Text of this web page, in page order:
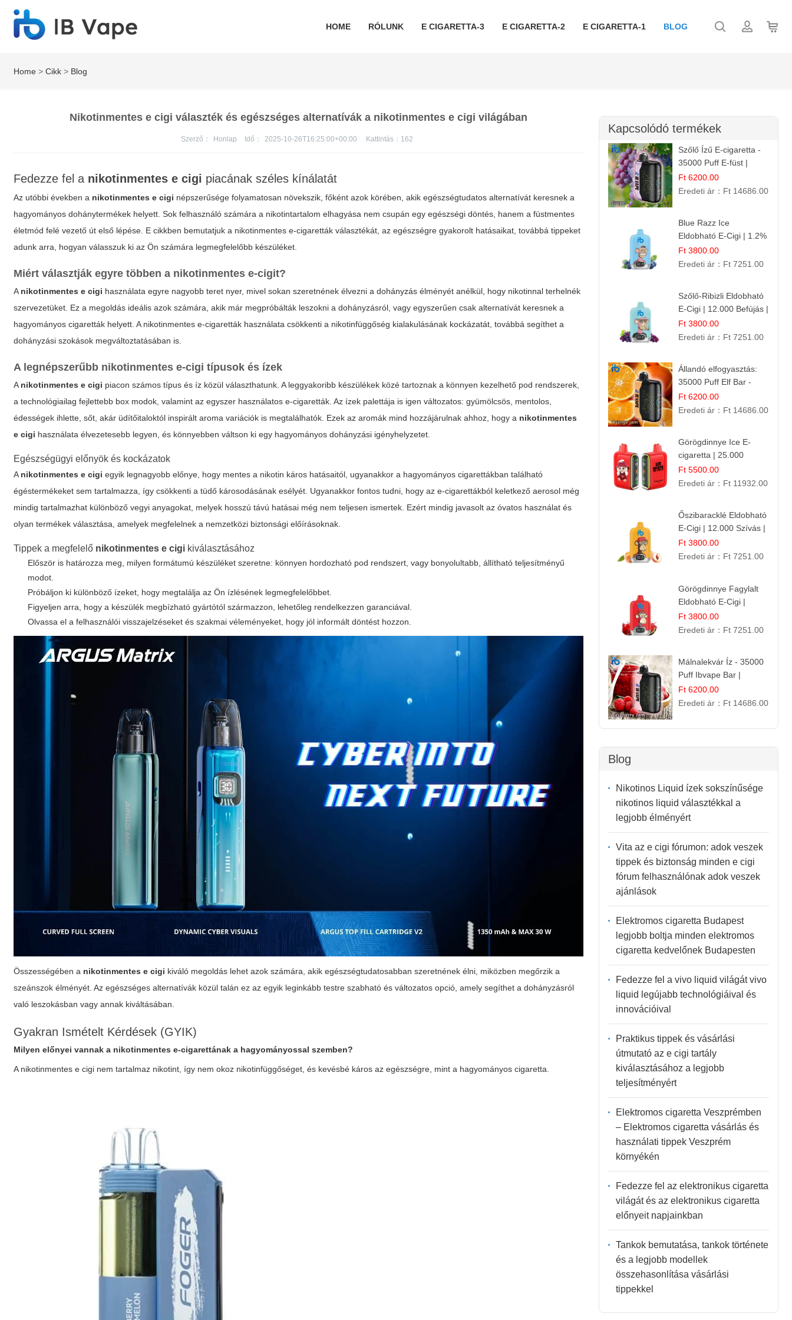
HOME RÓLUNK E CIGARETTA-3 E CIGARETTA-2 E CIGARETTA-1 BLOG
Home >Cikk > Blog
Nikotinmentes e cigi választék és egészséges alternatívák a nikotinmentes e cigi világában
Szerző： Honlap Idő： 2025-10-26T16:25:00+00:00 Kattintás： 162
Fedezze fel a nikotinmentes e cigi piacának széles kínálatát
Az utóbbi években a nikotinmentes e cigi népszerűsége folyamatosan növekszik, főként azok körében, akik egészségtudatos alternatívát keresnek a
hagyományos dohánytermékek helyett. Sok felhasználó számára a nikotintartalom elhagyása nem csupán egy egészségi döntés, hanem a füstmentes
életmód felé vezető út első lépése. E cikkben bemutatjuk a nikotinmentes e-cigaretták választékát, az egészségre gyakorolt hatásaikat, továbbá tippeket
adunk arra, hogyan válasszuk ki az Ön számára legmegfelelőbb készüléket.
Miért választják egyre többen a nikotinmentes e-cigit?
A nikotinmentes e cigi használata egyre nagyobb teret nyer, mivel sokan szeretnének élvezni a dohányzás élményét anélkül, hogy nikotinnal terhelnék
szervezetüket. Ez a megoldás ideális azok számára, akik már megpróbálták leszokni a dohányzásról, vagy egyszerűen csak alternatívát keresnek a
hagyományos cigaretták helyett. A nikotinmentes e-cigaretták használata csökkenti a nikotinfüggőség kialakulásának kockázatát, továbbá segíthet a
dohányzási szokások megváltoztatásában is.
A legnépszerűbb nikotinmentes e-cigi típusok és ízek
A nikotinmentes e cigi piacon számos típus és íz közül választhatunk. A leggyakoribb készülékek közé tartoznak a könnyen kezelhető pod rendszerek,
a technológiailag fejlettebb box modok, valamint az egyszer használatos e-cigaretták. Az ízek palettája is igen változatos: gyümölcsös, mentolos,
édességek ihlette, sőt, akár üdítőitaloktól inspirált aroma variációk is megtalálhatók. Ezek az aromák mind hozzájárulnak ahhoz, hogy a nikotinmentes
e cigi használata élvezetesebb legyen, és könnyebben váltson ki egy hagyományos dohányzási igényhelyzetet.
Egészségügyi előnyök és kockázatok
A nikotinmentes e cigi egyik legnagyobb előnye, hogy mentes a nikotin káros hatásaitól, ugyanakkor a hagyományos cigarettákban található
égéstermékeket sem tartalmazza, így csökkenti a tüdő károsodásának esélyét. Ugyanakkor fontos tudni, hogy az e-cigarettákból keletkező aerosol még
mindig tartalmazhat különböző vegyi anyagokat, melyek hosszú távú hatásai még nem teljesen ismertek. Ezért mindig javasolt az óvatos használat és
olyan termékek választása, amelyek megfelelnek a nemzetközi biztonsági előírásoknak.
Tippek a megfelelő nikotinmentes e cigi kiválasztásához
Először is határozza meg, milyen formátumú készüléket szeretne: könnyen hordozható pod rendszert, vagy bonyolultabb, állítható teljesítményű
modot.
Próbáljon ki különböző ízeket, hogy megtalálja az Ön ízlésének legmegfelelőbbet.
Figyeljen arra, hogy a készülék megbízható gyártótól származzon, lehetőleg rendelkezzen garanciával.
Olvassa el a felhasználói visszajelzéseket és szakmai véleményeket, hogy jól informált döntést hozzon.
Összességében a nikotinmentes e cigi kiváló megoldás lehet azok számára, akik egészségtudatosabban szeretnének élni, miközben megőrzik a
szeánszok élményét. Az egészséges alternatívák közül talán ez az egyik leginkább testre szabható és változatos opció, amely segíthet a dohányzásról
való leszokásban vagy annak kiváltásában.
Gyakran Ismételt Kérdések (GYIK)
Milyen előnyei vannak a nikotinmentes e-cigarettának a hagyományossal szemben?
A nikotinmentes e cigi nem tartalmaz nikotint, így nem okoz nikotinfüggőséget, és kevésbé káros az egészségre, mint a hagyományos cigaretta.
Kapcsolódó termékek
Szőlő Ízű E-cigaretta -
35000 Puff E-füst |
Intenzív
Gyümölcsélmény!
Ft 6200.00
Eredeti ár： Ft 14686.00
Blue Razz Ice
Eldobható E-Cigi | 1.2%
Nikotin | Jéghideg
Málna Íz
Ft 3800.00
Eredeti ár： Ft 7251.00
Szőlő-Ribizli Eldobható
E-Cigi | 12.000 Befújás |
Friss Gyümölcs Íz
Ft 3800.00
Eredeti ár： Ft 7251.00
Állandó elfogyasztás:
35000 Puff Elf Bar -
Narancslekvár íz
Ft 6200.00
Eredeti ár： Ft 14686.00
Görögdinnye Ice E-
cigaretta | 25.000
Befújás | Premium E-
Liquid
Ft 5500.00
Eredeti ár： Ft 11932.00
Őszibaracklé Eldobható
E-Cigi | 12.000 Szívás |
Frissítő Barack Íz
Ft 3800.00
Eredeti ár： Ft 7251.00
Görögdinnye Fagylalt
Eldobható E-Cigi |
12.000 Szívás | Édes
Vízidín Íz
Ft 3800.00
Eredeti ár： Ft 7251.00
Málnalekvár Íz - 35000
Puff Ibvape Bar |
Gazdag Gyümölcsös
Ízélmény!
Ft 6200.00
Eredeti ár： Ft 14686.00
Blog
Nikotinos Liquid ízek sokszínűsége
nikotinos liquid választékkal a
legjobb élményért
Vita az e cigi fórumon: adok veszek
tippek és biztonság minden e cigi
fórum felhasználónak adok veszek
ajánlások
Elektromos cigaretta Budapest
legjobb boltja minden elektromos
cigaretta kedvelőnek Budapesten
Fedezze fel a vivo liquid világát vivo
liquid legújabb technológiáival és
innovációival
Praktikus tippek és vásárlási
útmutató az e cigi tartály
kiválasztásához a legjobb
teljesítményért
Elektromos cigaretta Veszprémben
– Elektromos cigaretta vásárlás és
használati tippek Veszprém
környékén
Fedezze fel az elektronikus cigaretta
világát és az elektronikus cigaretta
előnyeit napjainkban
Tankok bemutatása, tankok története
és a legjobb modellek
összehasonlítása vásárlási
tippekkel